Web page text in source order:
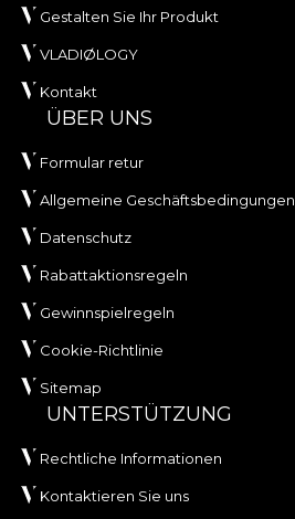
Gestalten Sie Ihr Produkt
VLADIØLOGY
Kontakt
ÜBER UNS
Formular retur
Allgemeine Geschäftsbedingungen
Datenschutz
Rabattaktionsregeln
Gewinnspielregeln
Cookie-Richtlinie
Sitemap
UNTERSTÜTZUNG
Rechtliche Informationen
Kontaktieren Sie uns